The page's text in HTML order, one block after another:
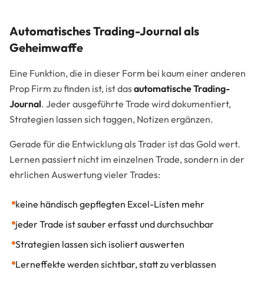
Automatisches Trading-Journal als
Geheimwaffe
Eine Funktion, die in dieser Form bei kaum einer anderen
Prop Firm zu finden ist, ist dasautomatische Trading-
Journal. Jeder ausgeführte Trade wird dokumentiert,
Strategien lassen sich taggen, Notizen ergänzen.
Gerade für die Entwicklung als Trader ist das Gold wert.
Lernen passiert nicht im einzelnen Trade, sondern in der
ehrlichen Auswertung vieler Trades:
keine händisch gepflegten Excel-Listen mehr
jeder Trade ist sauber erfasst und durchsuchbar
Strategien lassen sich isoliert auswerten
Lerneffekte werden sichtbar, statt zu verblassen